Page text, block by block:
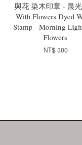
與花 染木印章 - 晨
With Flowers Dyed
Stamp - Morning
Flowers
NT$ 300